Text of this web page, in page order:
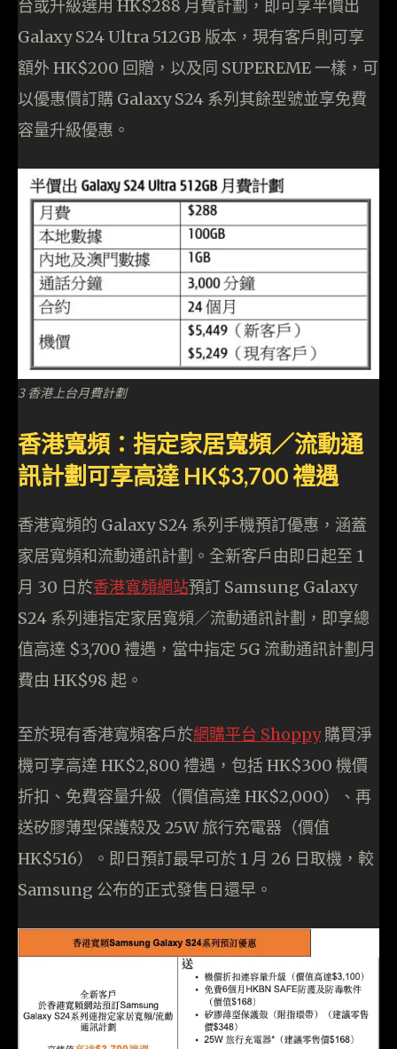
台或升級選用 HK$288 月費計劃，即可享半價出
Galaxy S24 Ultra 512GB 版本，現有客戶則可享
額外 HK$200 回贈，以及同 SUPEREME 一樣，可
以優惠價訂購 Galaxy S24 系列其餘型號並享免費
容量升級優惠。
3 香港上台月費計劃
香港寬頻：指定家居寬頻／流動通
訊計劃可享高達 HK$3,700 禮遇
香港寬頻的 Galaxy S24 系列手機預訂優惠，涵蓋
家居寬頻和流動通訊計劃。全新客戶由即日起至 1
月 30 日於香港寬頻網站預訂 Samsung Galaxy
S24 系列連指定家居寬頻／流動通訊計劃，即享總
值高達 $3,700 禮遇，當中指定 5G 流動通訊計劃月
費由 HK$98 起。
至於現有香港寬頻客戶於網購平台 Shoppy購買淨
機可享高達 HK$2,800 禮遇，包括 HK$300 機價
折扣、免費容量升級（價值高達 HK$2,000）、再
送矽膠薄型保護殼及 25W 旅行充電器（價值
HK$516）。即日預訂最早可於 1 月 26 日取機，較
Samsung 公布的正式發售日還早。